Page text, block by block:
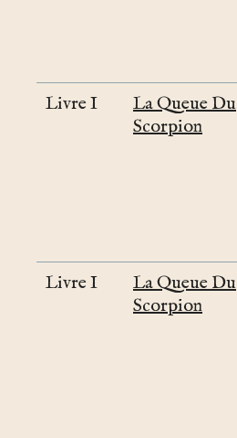
Livre I
La Queue Du
Scorpion
Livre I
La Queue Du
Scorpion